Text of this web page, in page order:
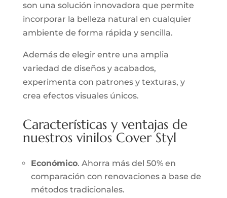
son una solución innovadora que permite
incorporar la belleza natural en cualquier
ambiente de forma rápida y sencilla.
Además de elegir entre una amplia
variedad de diseños y acabados,
experimenta con patrones y texturas, y
crea efectos visuales únicos.
Características y ventajas de
nuestros vinilos Cover Styl
Económico. Ahorra más del 50% en
comparación con renovaciones a base de
métodos tradicionales.